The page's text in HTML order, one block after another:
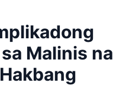
Malinis na